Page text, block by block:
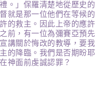
。」保羅清楚地從歷史的
就是那一位他們在等候的
的救主。因此上帝的應許
前，有一位為彌賽亞預先
講關於悔改的教導，要我
的降臨。我們是否期盼耶
神面前虔誠認罪？